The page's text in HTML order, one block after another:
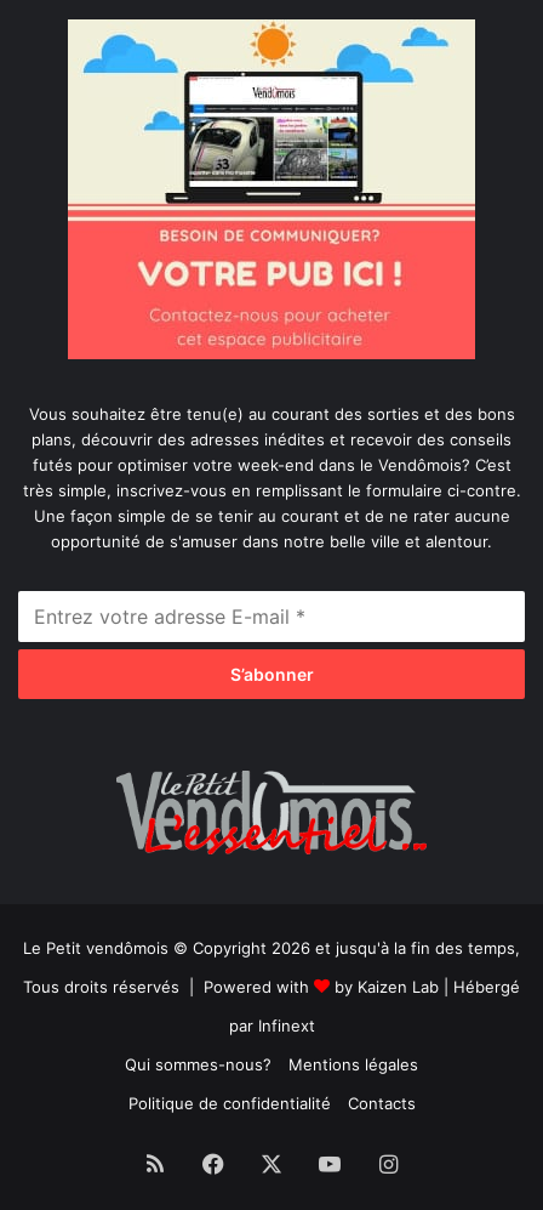
Vous souhaitez être tenu(e) au courant des sorties et des bons
plans, découvrir des adresses inédites et recevoir des conseils
futés pour optimiser votre week-end dans le Vendômois? C’est
très simple, inscrivez-vous en remplissant le formulaire ci-contre.
Une façon simple de se tenir au courant et de ne rater aucune
opportunité de s'amuser dans notre belle ville et alentour.
Le Petit vendômois © Copyright 2026 et jusqu'à la fin des temps,
Tous droits réservés | Powered with
by Kaizen Lab | Hébergé
par Infinext
Qui sommes-nous?
Mentions légales
Politique de confidentialité
Contacts
RSS Facebook YouTubeInstagram